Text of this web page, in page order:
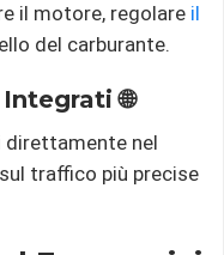
il motore, regolare il
del carburante.
Integrati 🌐
direttamente nel
traffico più precise